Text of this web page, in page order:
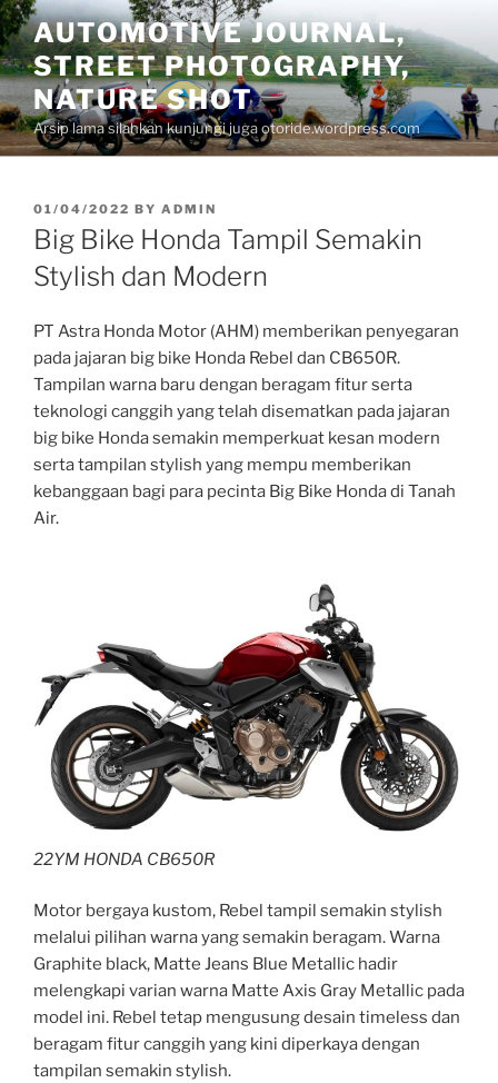
Skip
to
content
AUTOMOTIVE JOURNAL,
STREET PHOTOGRAPHY,
NATURE SHOT
Arsip lama silahkan kunjungi juga otoride.wordpress.com
POSTED
ON
01/04/2022 BY ADMIN
Big Bike Honda Tampil Semakin
Stylish dan Modern
PT Astra Honda Motor (AHM) memberikan penyegaran
pada jajaran big bike Honda Rebel dan CB650R.
Tampilan warna baru dengan beragam fitur serta
teknologi canggih yang telah disematkan pada jajaran
big bike Honda semakin memperkuat kesan modern
serta tampilan stylish yang mempu memberikan
kebanggaan bagi para pecinta Big Bike Honda di Tanah
Air.
22YM HONDA CB650R
Motor bergaya kustom, Rebel tampil semakin stylish
melalui pilihan warna yang semakin beragam. Warna
Graphite black, Matte Jeans Blue Metallic hadir
melengkapi varian warna Matte Axis Gray Metallic pada
model ini. Rebel tetap mengusung desain timeless dan
beragam fitur canggih yang kini diperkaya dengan
tampilan semakin stylish.